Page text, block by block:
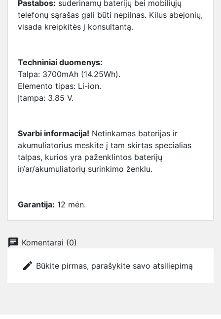
Pastabos: suderinamų baterijų bei mobiliųjų
telefonų sąrašas gali būti nepilnas. Kilus abejonių,
visada kreipkitės į konsultantą.
Techniniai duomenys:
Talpa: 3700mAh (14.25Wh).
Elemento tipas: Li-ion.
Įtampa: 3.85 V.
Svarbi informacija! Netinkamas baterijas ir
akumuliatorius meskite į tam skirtas specialias
talpas, kurios yra paženklintos baterijų
ir/ar/akumuliatorių surinkimo ženklu.
Garantija: 12 mėn.
chat Komentarai (0)
edit Būkite pirmas, parašykite savo atsiliepimą